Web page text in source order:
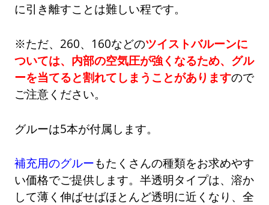
に引き離すことは難しい程です。
※ただ、260、160などのツイストバルーンに
ついては、内部の空気圧が強くなるため、グル
ーを当てると割れてしまうことがありますので
ご注意ください。
グルーは5本が付属します。
補充用のグルーもたくさんの種類をお求めやす
い価格でご提供します。半透明タイプは、溶か
して薄く伸ばせばほとんど透明に近くなり、全